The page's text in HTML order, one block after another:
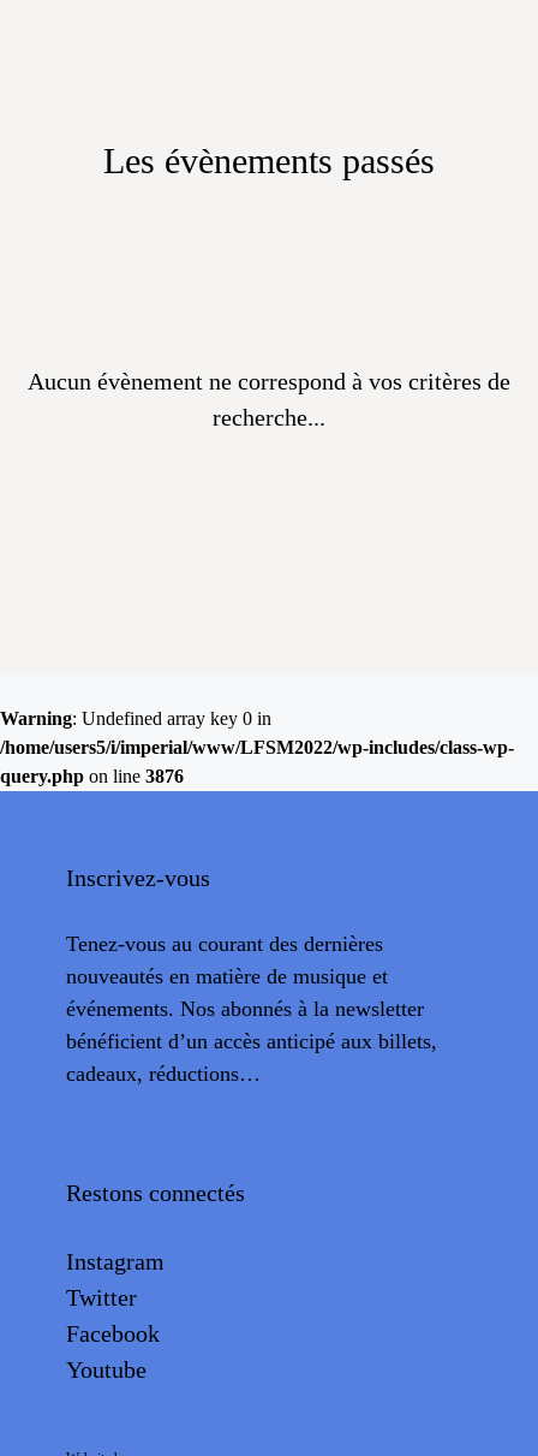
Les évènements passés
Aucun évènement ne correspond à vos critères de
recherche...
Warning: Undefined array key 0 in
/home/users5/i/imperial/www/LFSM2022/wp-includes/class-wp-
query.php on line 3876
Inscrivez-vous
Tenez-vous au courant des dernières
nouveautés en matière de musique et
événements. Nos abonnés à la newsletter
bénéficient d’un accès anticipé aux billets,
cadeaux, réductions…
Restons connectés
Instagram
Twitter
Facebook
Youtube